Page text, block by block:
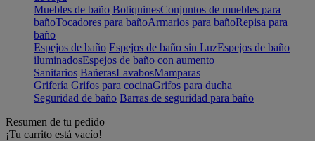
Muebles de baño BotiquinesConjuntos de muebles para
bañoTocadores para bañoArmarios para bañoRepisa para
baño
Espejos de baño Espejos de baño sin LuzEspejos de baño
iluminadosEspejos de baño con aumento
Sanitarios BañerasLavabosMamparas
Grifería Grifos para cocinaGrifos para ducha
Seguridad de baño Barras de seguridad para baño
Resumen de tu pedido
¡Tu carrito está vacío!